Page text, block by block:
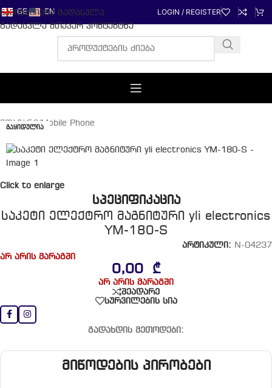
ნავიგაციაზე გადასვლა
გადასვლა მთავარ კონტენტზე
GE EN LOGIN / REGISTER
მთავარი/Mobile Phone
ᲒᲐᲧᲘᲓᲣᲚᲘᲐ
Click to enlarge
სპეციფიკაცია
საკეტი ელექტრო მაგნიტური yli electronics
YM-180-S
არტიკული: N-04237
არ არის მარაგში
0,00 ₾
არ არის მარაგში
შეადარე
სურვილების სია
გადახდის მეთოდები:
მიწოდების პირობები